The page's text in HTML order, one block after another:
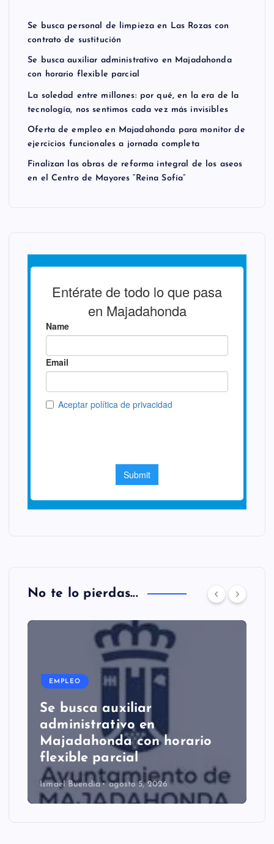
Se busca personal de limpieza en Las Rozas con
contrato de sustitución
Se busca auxiliar administrativo en Majadahonda
con horario flexible parcial
La soledad entre millones: por qué, en la era de la
tecnología, nos sentimos cada vez más invisibles
Oferta de empleo en Majadahonda para monitor de
ejercicios funcionales a jornada completa
Finalizan las obras de reforma integral de los aseos
en el Centro de Mayores “Reina Sofía”
No te lo pierdas...
EMPLEO
Se busca auxiliar
administrativo en
Majadahonda con horario
flexible parcial
Ismael Buendía agosto 5, 2026